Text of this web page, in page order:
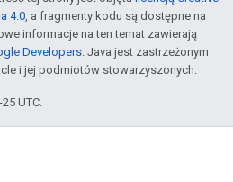
4.0, a fragmenty kodu są dostępne na
informacje na ten temat zawierają
Developers. Java jest zastrzeżonym
i jej podmiotów stowarzyszonych.
UTC.